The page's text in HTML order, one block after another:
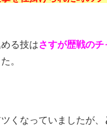
る技はさすが歴戦のチ
。
くなっていましたが、